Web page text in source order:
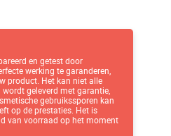
en getest door
werking te garanderen,
product. Het kan niet alle
geleverd met garantie,
gebruikssporen kan
op de prestaties. Het is
van voorraad op het moment